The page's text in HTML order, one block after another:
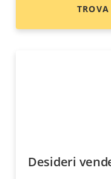
Desideri